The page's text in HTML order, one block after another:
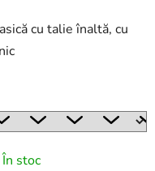
cu talie înaltă, cu
În stoc